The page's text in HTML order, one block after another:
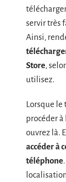
servir très
Ainsi,
Store,
utilisez.
Lorsque
procéder
ouvrez là.
accéder à
téléphone